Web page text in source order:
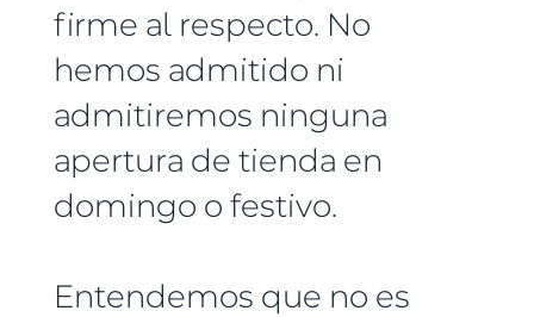
firme al respecto. No
hemos admitido ni
admitiremos ninguna
apertura de tienda en
domingo o festivo.
Entendemos que no es